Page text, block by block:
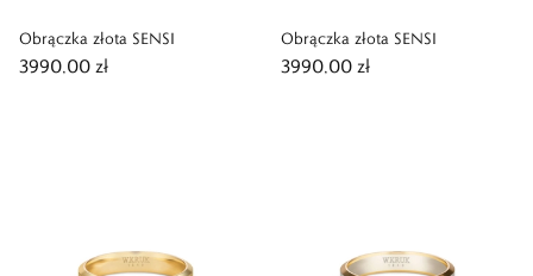
Obrączka złota SENSI
3990,00 zł
Obrączka złota SENSI
3990,00 zł